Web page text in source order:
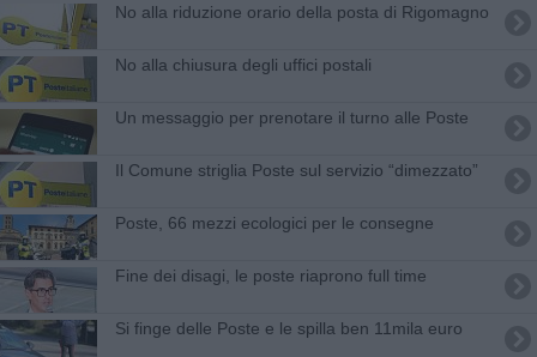
No alla riduzione orario della posta di Rigomagno
No alla chiusura degli uffici postali
Un messaggio per prenotare il turno alle Poste
​Il Comune striglia Poste sul servizio “dimezzato”
Poste, 66 mezzi ecologici per le consegne
Fine dei disagi, le poste riaprono full time
Si finge delle Poste e le spilla ben 11mila euro